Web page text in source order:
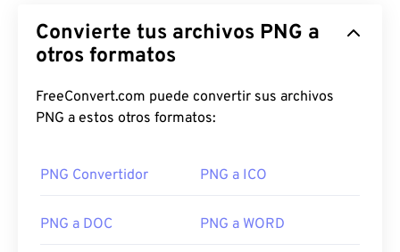
Convierte tus archivos PNG a
otros formatos
FreeConvert.com puede convertir sus archivos
PNG a estos otros formatos:
PNG Convertidor PNG a ICO
PNG a DOC PNG a WORD